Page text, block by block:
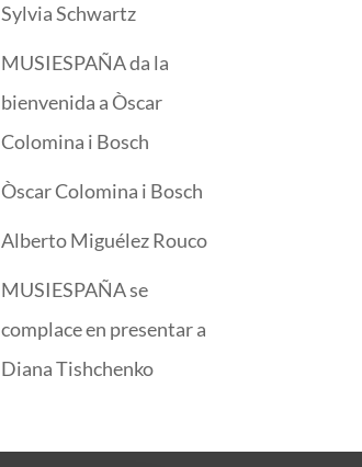
Sylvia Schwartz
MUSIESPAÑA da la
bienvenida a Òscar
Colomina i Bosch
Òscar Colomina i Bosch
Alberto Miguélez Rouco
MUSIESPAÑA se
complace en presentar a
Diana Tishchenko